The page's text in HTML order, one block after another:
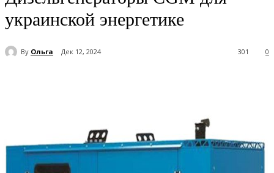
украинской энергетике
By Ольга Дек 12, 2024 0
301